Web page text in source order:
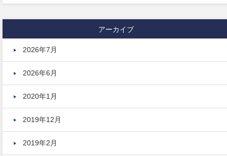
アーカイブ
2026年7月
2026年6月
2020年1月
2019年12月
2019年2月